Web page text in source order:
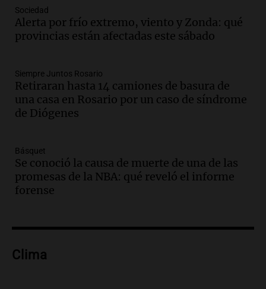
Audio.
Ciudadana de Córdoba deleitó a los
oyentes de la radio a puro tango
Audio.Boletín de Calificaciones de
Marcelo Lamberti (Rosario Central 2 - 1
Aldosivi)
Audio.2° gol de Rosario Central a
Aldosivi (Campaz) - relato Gato Greco
Deportes Rosario
Audio.Nuevo desarrollo urbano y casa
en Villa María
Sociedad
Alerta por frío extremo, viento y Zonda: qué
provincias están afectadas este sábado
Siempre Juntos Rosario
Retiraran hasta 14 camiones de basura de
una casa en Rosario por un caso de síndrome
de Diógenes
Básquet
Se conoció la causa de muerte de una de las
promesas de la NBA: qué reveló el informe
forense
Clima